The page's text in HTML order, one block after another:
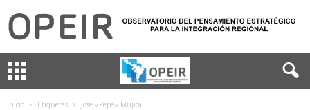
Inicio Etiquetas José «Pepe» Mujica